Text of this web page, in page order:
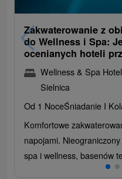
Zakwaterowanie z
do Wellness i Spa:
ocenianych hoteli
Wellness & Spa
Sielnica
Od 1 NoceŚniadanie I
Komfortowe
napojami.
spa i wellness, basenów